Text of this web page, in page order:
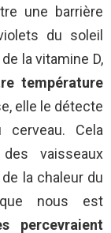
une barrière
du soleil
la vitamine D,
température
elle le détecte
cerveau. Cela
vaisseaux
la chaleur du
nous est
percevraient